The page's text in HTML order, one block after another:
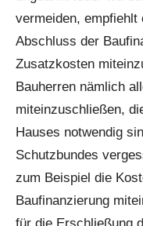
vermeiden,
Abschluss der
Zusatzkosten
Bauherren nämlich
miteinzuschließen,
Hauses notwendig
Schutzbundes
zum Beispiel die
Baufinanzierung
für die Erschließung